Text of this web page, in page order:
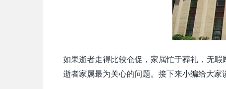
如果逝者走得比较仓促，家属忙于葬礼，无
逝者家属最为关心的问题。接下来小编给大家